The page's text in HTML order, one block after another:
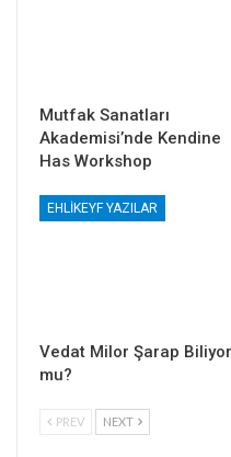
Mutfak Sanatları
Akademisi’nde Kendine
Has Workshop
EHLIKEYF YAZILAR
Vedat Milor Şarap Biliyor
mu?
PREV NEXT